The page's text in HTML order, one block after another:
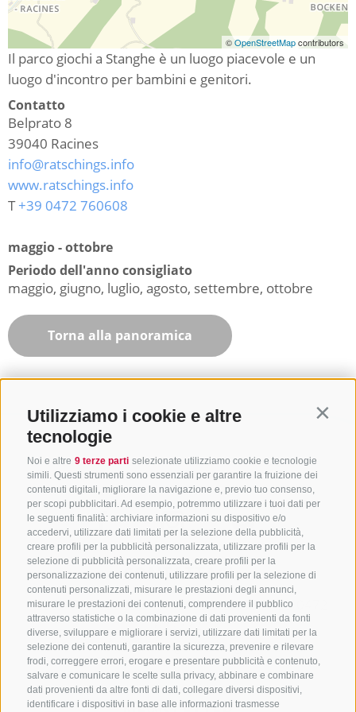
Utilizziamo i cookie e altre
tecnologie
Noi e altre 9 terze parti selezionate utilizziamo cookie e tecnologie
simili. Questi strumenti sono essenziali per garantire la fruizione dei
contenuti digitali, migliorare la navigazione e, previo tuo consenso,
per scopi pubblicitari. Ad esempio, potremmo utilizzare i tuoi dati per
le seguenti finalità: archiviare informazioni su dispositivo e/o
accedervi, utilizzare dati limitati per la selezione della pubblicità,
creare profili per la pubblicità personalizzata, utilizzare profili per la
selezione di pubblicità personalizzata, creare profili per la
personalizzazione dei contenuti, utilizzare profili per la selezione di
contenuti personalizzati, misurare le prestazioni degli annunci,
misurare le prestazioni dei contenuti, comprendere il pubblico
attraverso statistiche o la combinazione di dati provenienti da fonti
diverse, sviluppare e migliorare i servizi, utilizzare dati limitati per la
selezione dei contenuti, garantire la sicurezza, prevenire e rilevare
frodi, correggere errori, erogare e presentare pubblicità e contenuto,
salvare e comunicare le scelte sulla privacy, abbinare e combinare
dati provenienti da altre fonti di dati, collegare diversi dispositivi,
identificare i dispositivi in base alle informazioni trasmesse
©OpenStreetMapcontributors
Il parco giochi a Stanghe è un luogo piacevole e un
luogo d'incontro per bambini e genitori.
Contatto
Belprato 8
39040 Racines
info@ratschings.info
www.ratschings.info
T+39 0472 760608
maggio - ottobre
Periodo dell'anno consigliato
maggio, giugno, luglio, agosto, settembre, ottobre
Torna alla panoramica
CONTATTACI
+39 0472 765325/+39 0472 760608/+39 0472
632372
info@sterzing-ratschings.it